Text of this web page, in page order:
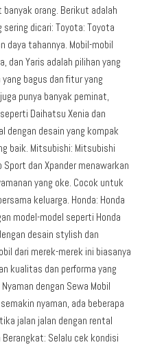
orang. Berikut adalah
dicari: Toyota: Toyota
daya tahannya. Mobil-mobil
dan Yaris adalah pilihan yang
bagus dan fitur yang
punya banyak peminat,
Daihatsu Xenia dan
dengan desain yang kompak
baik. Mitsubishi: Mitsubishi
dan Xpander menawarkan
yang oke. Cocok untuk
keluarga. Honda: Honda
model-model seperti Honda
desain stylish dan
dari merek-merek ini biasanya
kualitas dan performa yang
dengan Sewa Mobil
nyaman, ada beberapa
jalan jalan dengan rental
Selalu cek kondisi